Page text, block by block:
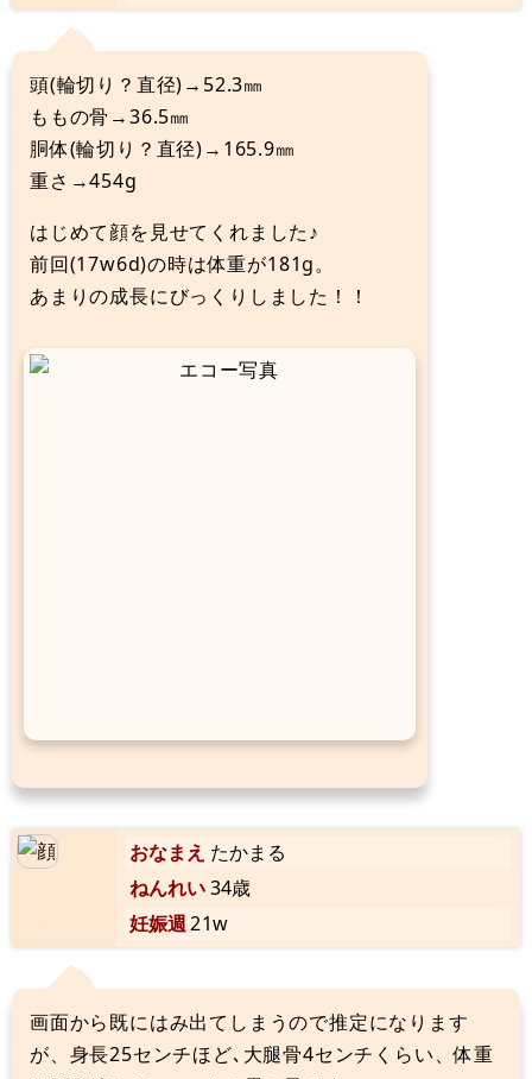
頭(輪切り？直径)→52.3㎜
ももの骨→36.5㎜
胴体(輪切り？直径)→165.9㎜
重さ→454g
はじめて顔を見せてくれました♪
前回(17w6d)の時は体重が181g。
あまりの成長にびっくりしました！！
おなまえ たかまる
ねんれい34歳
妊娠週21w
画面から既にはみ出てしまうので推定になります
が、身長25センチほど､大腿骨4センチくらい、体重